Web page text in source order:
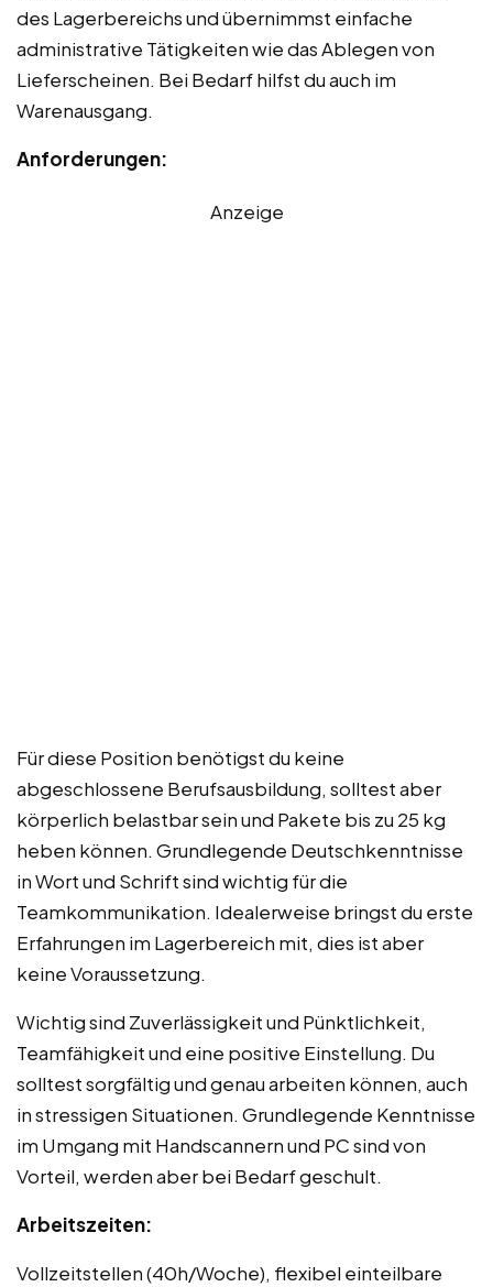
des Lagerbereichs und übernimmst einfache
administrative Tätigkeiten wie das Ablegen von
Lieferscheinen. Bei Bedarf hilfst du auch im
Warenausgang.
Anforderungen:
Anzeige
Für diese Position benötigst du keine
abgeschlossene Berufsausbildung, solltest aber
körperlich belastbar sein und Pakete bis zu 25 kg
heben können. Grundlegende Deutschkenntnisse
in Wort und Schrift sind wichtig für die
Teamkommunikation. Idealerweise bringst du erste
Erfahrungen im Lagerbereich mit, dies ist aber
keine Voraussetzung.
Wichtig sind Zuverlässigkeit und Pünktlichkeit,
Teamfähigkeit und eine positive Einstellung. Du
solltest sorgfältig und genau arbeiten können, auch
in stressigen Situationen. Grundlegende Kenntnisse
im Umgang mit Handscannern und PC sind von
Vorteil, werden aber bei Bedarf geschult.
Arbeitszeiten:
Vollzeitstellen (40h/Woche), flexibel einteilbare